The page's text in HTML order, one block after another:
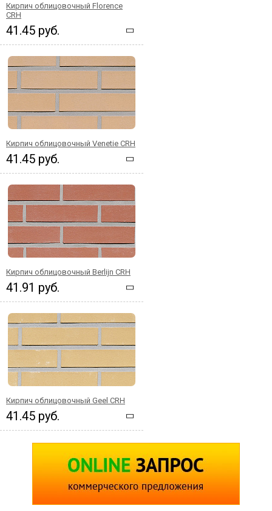
Кирпич облицовочный Florence
CRH
41.45 руб.
Кирпич облицовочный Venetie CRH
41.45 руб.
Кирпич облицовочный Berlijn CRH
41.91 руб.
Кирпич облицовочный Geel CRH
41.45 руб.